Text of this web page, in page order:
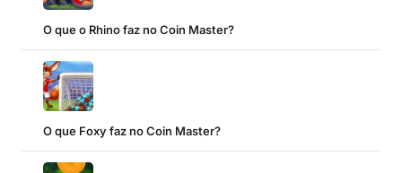
O que o Rhino faz no Coin Master?
O que Foxy faz no Coin Master?